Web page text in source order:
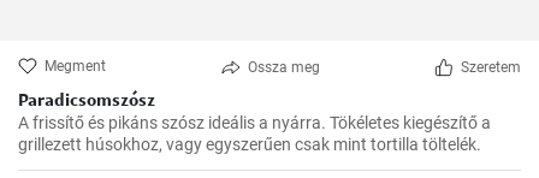
Megment Ossza meg Szeretem
Paradicsomszósz
A frissítő és pikáns szósz ideális a nyárra. Tökéletes kiegészítő a
grillezett húsokhoz, vagy egyszerűen csak mint tortilla töltelék.